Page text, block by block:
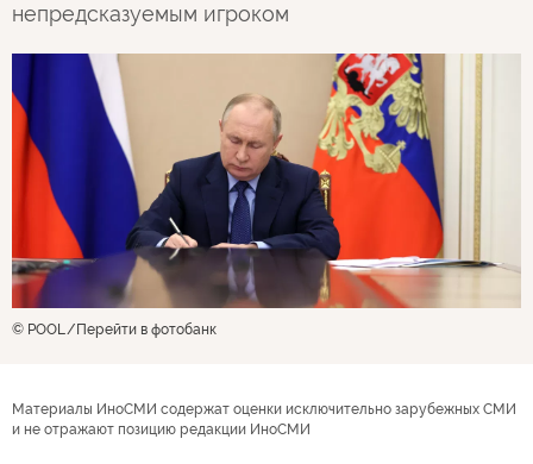
непредсказуемым игроком
© POOL Перейти в фотобанк
Материалы ИноСМИ содержат оценки исключительно зарубежных СМИ
и не отражают позицию редакции ИноСМИ